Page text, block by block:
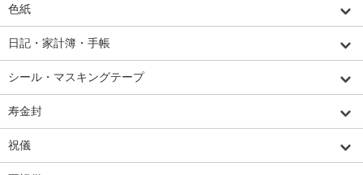
色紙
日記・家計簿・手帳
シール・マスキングテープ
寿金封
祝儀